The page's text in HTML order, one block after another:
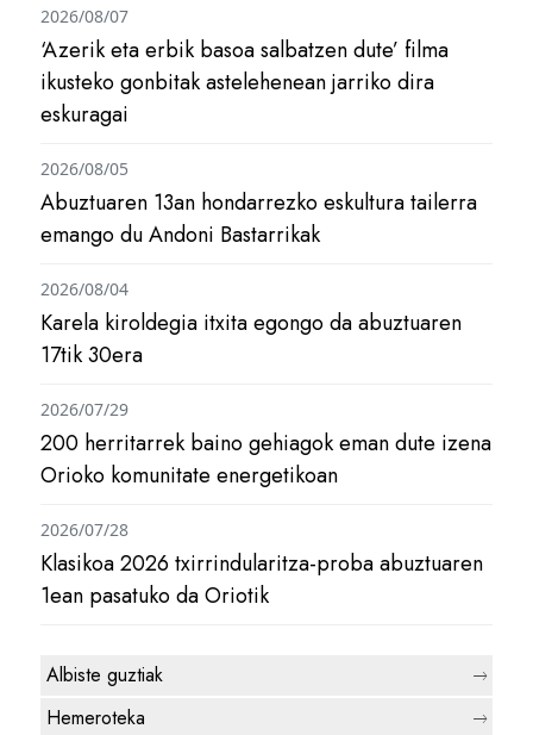
‘Azerik eta erbik basoa salbatzen dute’ filma
ikusteko gonbitak astelehenean jarriko dira
eskuragai
2026/08/07
Abuztuaren 13an hondarrezko eskultura tailerra
emango du Andoni Bastarrikak
2026/08/05
Karela kiroldegia itxita egongo da abuztuaren
17tik 30era
2026/08/04
200 herritarrek baino gehiagok eman dute izena
Orioko komunitate energetikoan
2026/07/29
Klasikoa 2026 txirrindularitza-proba abuztuaren
1ean pasatuko da Oriotik
2026/07/28
Albiste guztiak
Hemeroteka